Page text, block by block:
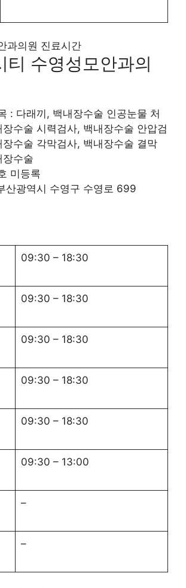
과의원 진료시간
티 수영성모안과의
: 다래끼, 백내장수술 인공눈물 처
장수술 시력검사, 백내장수술 안압검
장수술 각막검사, 백내장수술 결막
장수술
미등록
산광역시 수영구 수영로 699
09:30 – 18:30
09:30 – 18:30
09:30 – 18:30
09:30 – 18:30
09:30 – 18:30
09:30 – 13:00
–
–